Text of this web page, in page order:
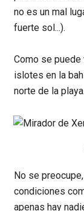
no es un mal
fuerte sol...).
Como se puede
islotes en la
norte de la playa.
No se
condiciones
apenas hay